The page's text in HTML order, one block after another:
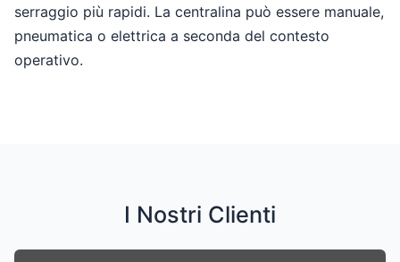
serraggio più rapidi. La centralina può essere manuale,
pneumatica o elettrica a seconda del contesto
operativo.
I Nostri Clienti